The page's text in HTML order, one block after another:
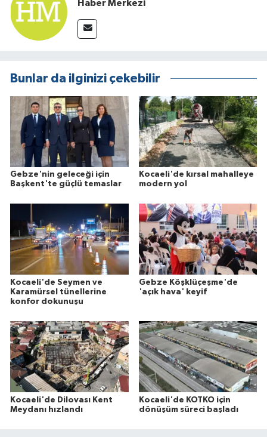
Haber Merkezi
Bunlar da ilginizi çekebilir
Gebze'nin geleceği için
Başkent'te güçlü temaslar
Kocaeli'de kırsal mahalleye
modern yol
Kocaeli'de Seymen ve
Karamürsel tünellerine
konfor dokunuşu
Gebze Köşklüçeşme'de
'açık hava' keyif
Kocaeli'de Dilovası Kent
Meydanı hızlandı
Kocaeli'de KOTKO için
dönüşüm süreci başladı